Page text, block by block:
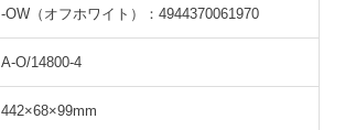
-OW（オフホワイト）：4944370061970
A-O/14800-4
442×68×99mm